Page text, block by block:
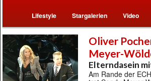
Lifestyle Stargalerien Video
Oliver
Meyer-
Elterndasein
Am Rande der